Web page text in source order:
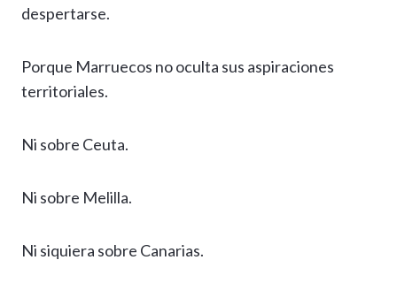
despertarse.
Porque Marruecos no oculta sus aspiraciones
territoriales.
Ni sobre Ceuta.
Ni sobre Melilla.
Ni siquiera sobre Canarias.